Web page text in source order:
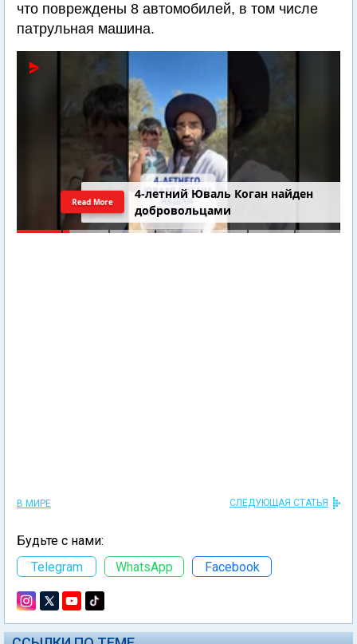
что повреждены 8 автомобилей, в том числе
патрульная машина.
4-летний Юваль Коган найден
добровольцами
Read More
В МИРЕ СЛЕДУЮЩАЯ СТАТЬЯ
Будьте с нами:
Telegram
WhatsApp Facebook